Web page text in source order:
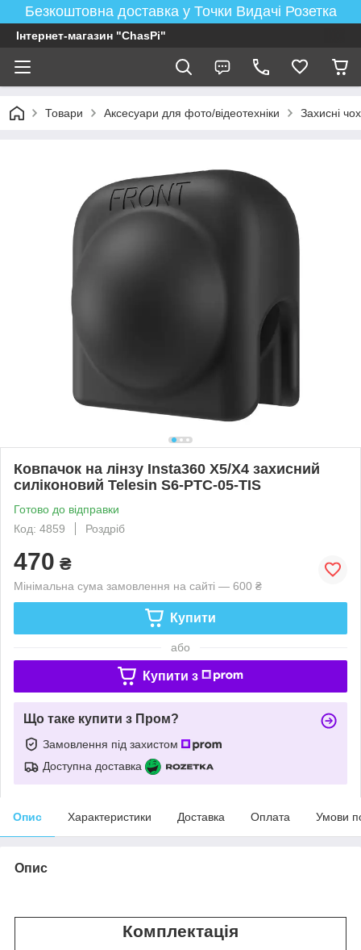
Безкоштовна доставка у Точки Видачі Розетка
Інтернет-магазин "ChasPi"
Товари Аксесуари для фото/відеотехніки Захисні
Ковпачок на лінзу Insta360 X5/X4 захисний
силіконовий Telesin S6-PTC-05-TIS
Готово до відправки
Код: 4859
Роздріб
470 ₴
Мінімальна сума замовлення на сайті — 600 ₴
Купити
або
Купити з
Що таке купити з Пром?
Замовлення під захистом
Доступна доставка
Опис Характеристики Доставка Оплата Умови
Опис
Комплектація